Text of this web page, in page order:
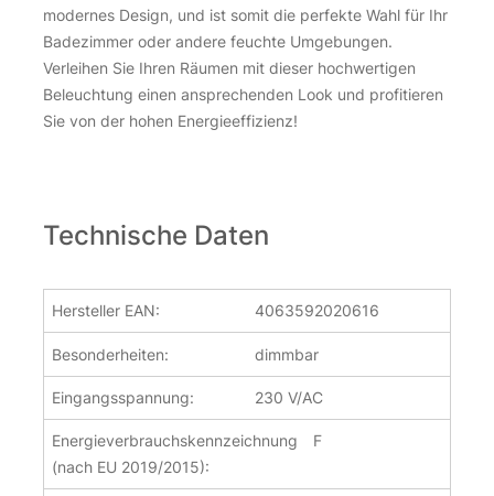
modernes Design, und ist somit die perfekte Wahl für Ihr
Badezimmer oder andere feuchte Umgebungen.
Verleihen Sie Ihren Räumen mit dieser hochwertigen
Beleuchtung einen ansprechenden Look und profitieren
Sie von der hohen Energieeffizienz!
Technische Daten
Hersteller EAN: 4063592020616
Besonderheiten: dimmbar
Eingangsspannung: 230 V/AC
Energieverbrauchskennzeichnung
(nach EU 2019/2015):
F